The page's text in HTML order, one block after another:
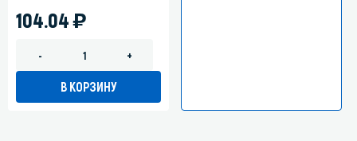
104.04)
- +
В КОРЗИНУ